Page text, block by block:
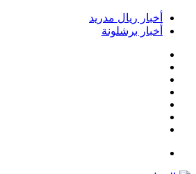
أخبار ريال مدريد
أخبار برشلونة